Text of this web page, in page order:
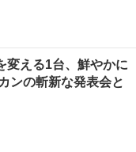
変える1台、鮮やかに
ンの斬新な発表会と